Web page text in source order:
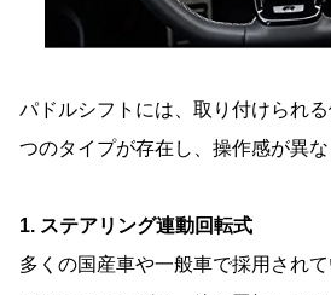
パドルシフトには、取り付けられ
つのタイプが存在し、操作感が異な
1. ステアリング連動回転式
多くの国産車や一般車で採用され